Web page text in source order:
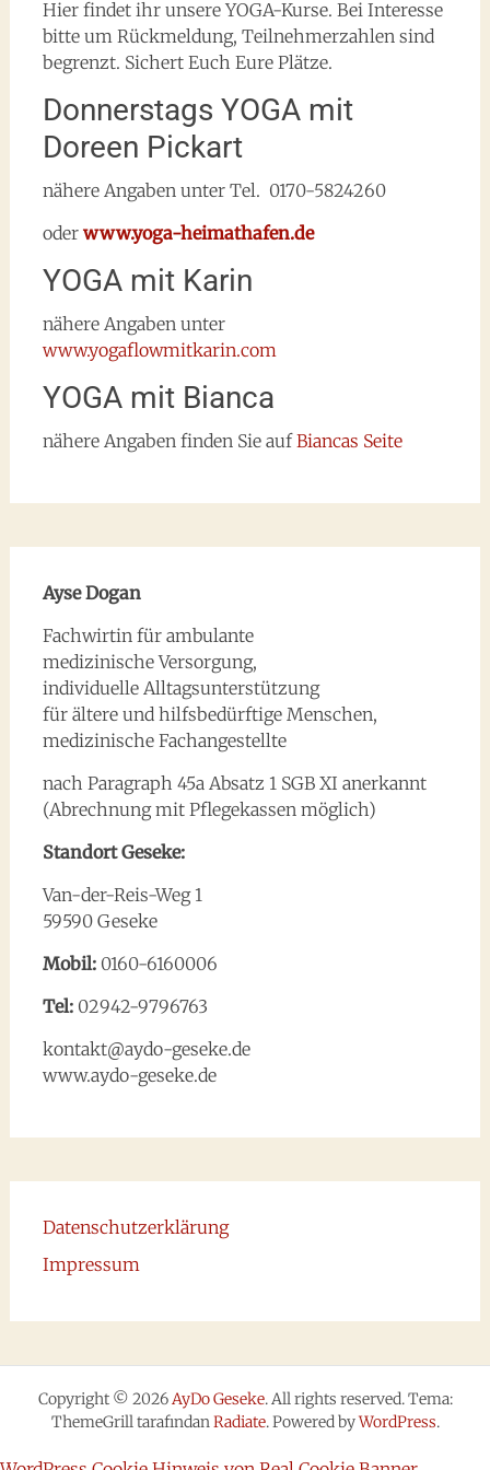
Hier findet ihr unsere YOGA-Kurse. Bei Interesse
bitte um Rückmeldung, Teilnehmerzahlen sind
begrenzt. Sichert Euch Eure Plätze.
Donnerstags YOGA mit
Doreen Pickart
nähere Angaben unter Tel. 0170-5824260
oder www.yoga-heimathafen.de
YOGA mit Karin
nähere Angaben unter
www.yogaflowmitkarin.com
YOGA mit Bianca
nähere Angaben finden Sie aufBiancas Seite
Ayse Dogan
Fachwirtin für ambulante
medizinische Versorgung,
individuelle Alltagsunterstützung
für ältere und hilfsbedürftige Menschen,
medizinische Fachangestellte
nach Paragraph 45a Absatz 1 SGB XI anerkannt
(Abrechnung mit Pflegekassen möglich)
Standort Geseke:
Van-der-Reis-Weg 1
59590 Geseke
Mobil:0160-6160006
Tel: 02942-9796763
kontakt@aydo-geseke.de
www.aydo-geseke.de
Datenschutzerklärung
Impressum
Copyright © 2026AyDo Geseke. All rights reserved. Tema:
ThemeGrill tarafındanRadiate. Powered byWordPress.